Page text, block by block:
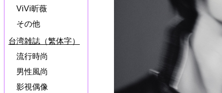
ViVi昕薇
その他
台湾雑誌（繁体字）
流行時尚
男性風尚
影視偶像